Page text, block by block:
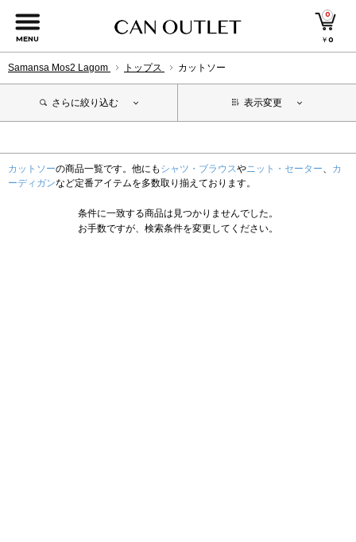
MENU
0
￥0
Samansa Mos2 Lagom トップス カットソー
さらに絞り込む 表示変更
カットソーの商品一覧です。他にも シャツ・ブラウスやニット・セーター、 カ
ーディガンなど定番アイテムを多数取り揃えております。
条件に一致する商品は見つかりませんでした。
お手数ですが、検索条件を変更してください。